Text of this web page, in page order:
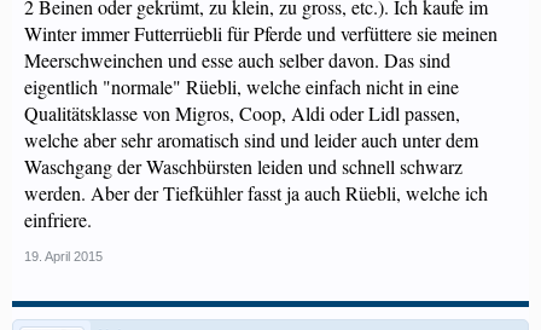
2 Beinen oder gekrümt, zu klein, zu gross, etc.). Ich kaufe im
Winter immer Futterrüebli für Pferde und verfüttere sie meinen
Meerschweinchen und esse auch selber davon. Das sind
eigentlich "normale" Rüebli, welche einfach nicht in eine
Qualitätsklasse von Migros, Coop, Aldi oder Lidl passen,
welche aber sehr aromatisch sind und leider auch unter dem
Waschgang der Waschbürsten leiden und schnell schwarz
werden. Aber der Tiefkühler fasst ja auch Rüebli, welche ich
einfriere.
19. April 2015